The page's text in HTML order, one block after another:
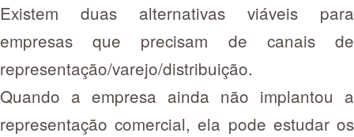
Existem duas alternativas viáveis para
empresas que precisam de canais de
representação/varejo/distribuição.
Quando a empresa ainda não implantou a
representação comercial, ela pode estudar os